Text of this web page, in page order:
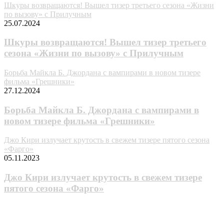
Шкуры возвращаются! Вышел тизер третьего сезона «Жизни
по вызову» с Прилучным
25.07.2024
Шкуры возвращаются! Вышел тизер третьего
сезона «Жизни по вызову» с Прилучным
Борьба Майкла Б. Джордана с вампирами в новом тизере
фильма «Грешники»
27.12.2024
Борьба Майкла Б. Джордана с вампирами в
новом тизере фильма «Грешники»
Джо Кири излучает крутость в свежем тизере пятого сезона
«Фарго»
05.11.2023
Джо Кири излучает крутость в свежем тизере
пятого сезона «Фарго»